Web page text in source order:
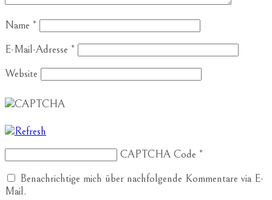
Name *
E-Mail-Adresse *
Website
CAPTCHA Code *
Benachrichtige mich über nachfolgende Kommentare via E-
Mail.